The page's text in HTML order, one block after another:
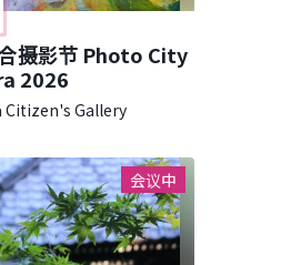
摄影节 Photo City
2026
Citizen's Gallery
会议中